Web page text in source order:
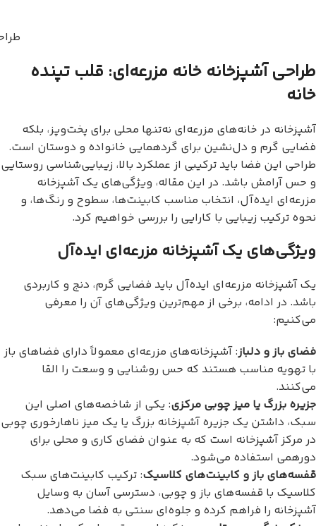
طراحی آشپزخانه خانه مزرعه‌ای: قلب تپنده
خانه
آشپزخانه در خانه‌های مزرعه‌ای نه‌تنها محلی برای پخت‌وپز، بلکه
فضایی گرم و دل‌نشین برای گردهمایی خانواده و دوستان است.
طراحی این فضا باید ترکیبی از عملکرد بالا، زیبایی‌شناسی روستایی
و حس آرامش باشد. در این مقاله، ویژگی‌های یک آشپزخانه
مزرعه‌ای ایده‌آل، انتخاب مناسب کابینت‌ها، سطوح و رنگ‌ها، و
نحوه ترکیب زیبایی با کارایی را بررسی خواهیم کرد.
ویژگی‌های یک آشپزخانه مزرعه‌ای ایده‌آل
یک آشپزخانه مزرعه‌ای ایده‌آل باید فضایی گرم، دنج و کاربردی
باشد. در ادامه، برخی از مهم‌ترین ویژگی‌های آن را معرفی
می‌کنیم:
فضای باز و دلباز: آشپزخانه‌های مزرعه‌ای معمولاً دارای فضاهای باز
با تهویه مناسب هستند که حس روشنایی و وسعت را القا
می‌کنند.
جزیره بزرگ یا میز چوبی مرکزی: یکی از شاخصه‌های اصلی این
سبک، داشتن یک جزیره آشپزخانه بزرگ یا یک میز ناهارخوری چوبی
در مرکز آشپزخانه است که به عنوان فضای کاری و محلی برای
دورهمی استفاده می‌شود.
قفسه‌های باز و کابینت‌های کلاسیک: ترکیب کابینت‌های سبک
کلاسیک با قفسه‌های باز و چوبی، دسترسی آسان به وسایل
آشپزخانه را فراهم کرده و جلوه‌ای سنتی به فضا می‌دهد.